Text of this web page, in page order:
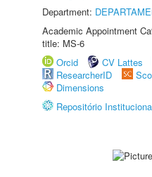
Department:
Academic Appointment
title: MS-6
Orcid
CV Lattes
ResearcherID
Dimensions
Repositório